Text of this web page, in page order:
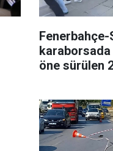
karaborsada
öne sürülen